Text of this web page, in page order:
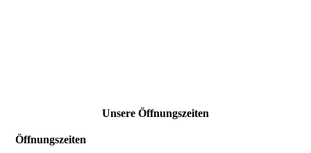
Unsere Öffnungszeiten
Öffnungszeiten